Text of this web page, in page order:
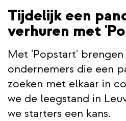
Tijdelijk een
verhuren met
Met 'Popstart' brengen
ondernemers die een
zoeken met elkaar in
we de leegstand in
we starters een kans.